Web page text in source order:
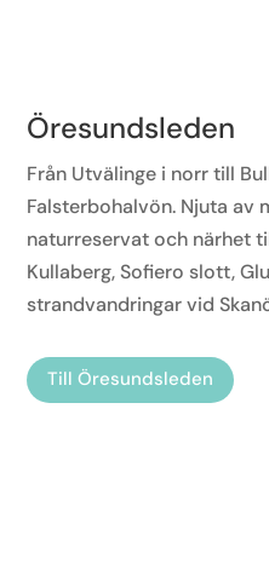
Öresundsleden
Från Utvälinge i norr till
Falsterbohalvön. Njuta av
naturreservat och närhet
Kullaberg, Sofiero slott,
strandvandringar vid
Till Öresundsleden